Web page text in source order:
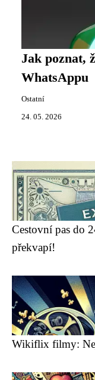
Jak poznat,
WhatsAppu
Ostatní
24. 05. 2026
Cestovní pas do
překvapí!
Wikiflix filmy: